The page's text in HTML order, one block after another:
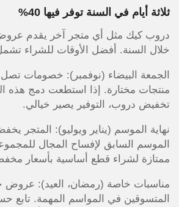
ثلاثة أيام في السنة توفر فيها 40%
دروب كيك مثل أي متجر آخر يقدم
خلال السنة. أفضل الأوقات للشراء
منتجات مختارة. إذا استطعت دمج هذه
تخفيض دروب، التوفير يصير خيالي.
نهاية الموسم (يناير ويوليو): المتجر
الموسم السابق لإفساح المجال
ممتازة لشراء قطع أساسية بأسعار
مناسبات خاصة (رمضان، العيد):
المتسوقين في المواسم المهمة. تابع